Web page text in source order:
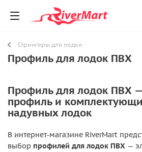
Стрингеры для лодки
Профиль для лодок ПВХ
Профиль для лодок ПВХ
профиль и
надувных лодок
В интернет‑магазине RiverMart
выбор профилей для лодок ПВХ —